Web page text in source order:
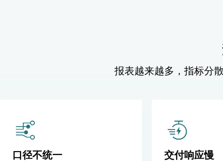
报表越来越多，指标分
口径不统一 交付响应慢